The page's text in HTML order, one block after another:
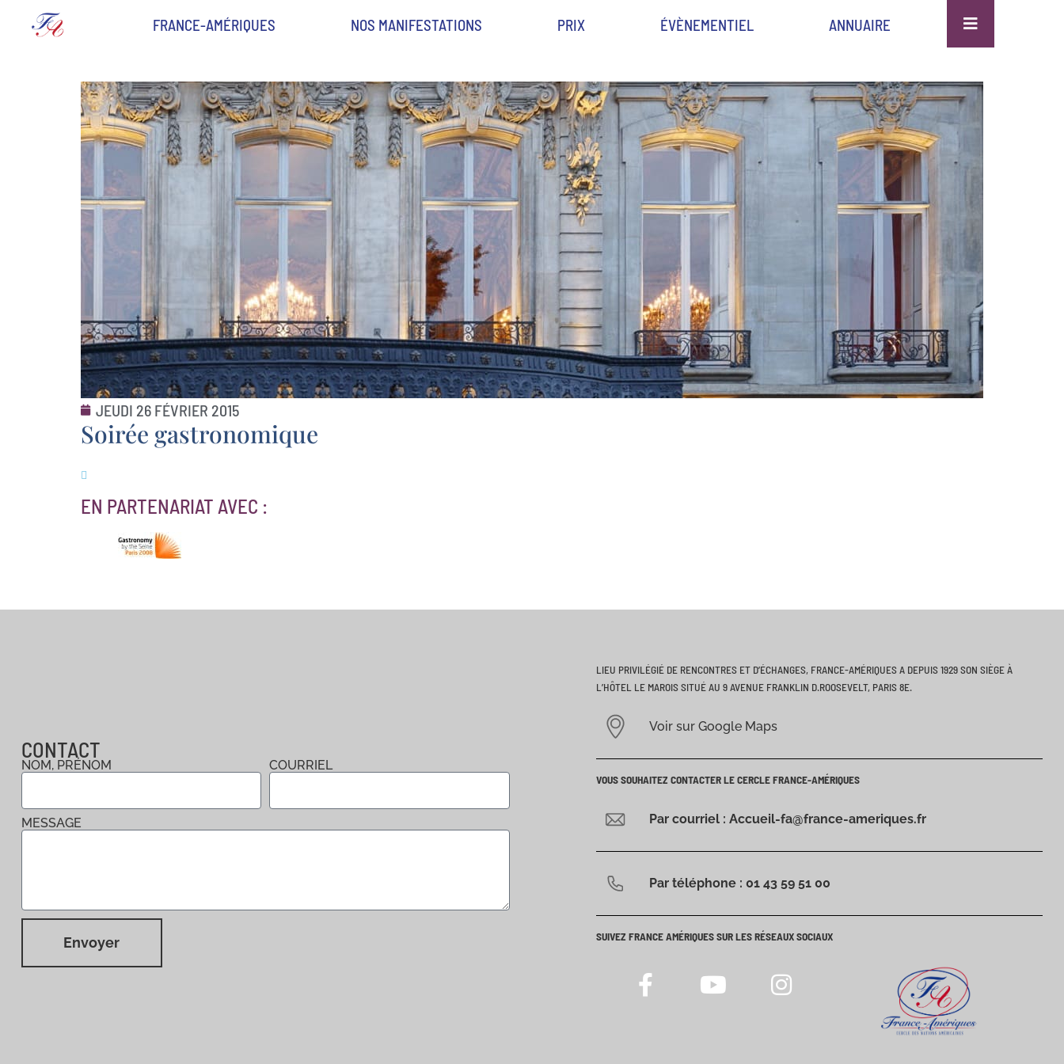
FRANCE-AMÉRIQUES NOS MANIFESTATIONS PRIX ÉVÈNEMENTIEL ANNUAIRE
JEUDI 26 FÉVRIER 2015
Soirée gastronomique
EN PARTENARIAT AVEC :
CONTACT
NOM, PRÉNOM COURRIEL
MESSAGE
Envoyer
LIEU PRIVILÉGIÉ DE RENCONTRES ET D’ÉCHANGES, FRANCE-AMÉRIQUES A DEPUIS 1929 SON SIÈGE À
L’HÔTEL LE MAROIS SITUÉ AU 9 AVENUE FRANKLIN D.ROOSEVELT, PARIS 8E.
Voir sur Google Maps
VOUS SOUHAITEZ CONTACTER LE CERCLE FRANCE-AMÉRIQUES
Par courriel : Accueil-fa@france-ameriques.fr
Par téléphone : 01 43 59 51 00
SUIVEZ FRANCE AMÉRIQUES SUR LES RÉSEAUX SOCIAUX